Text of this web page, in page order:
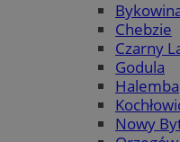
Chebzie
Czarny
Godula
Halemba
Nowy